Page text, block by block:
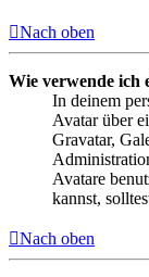
Nach oben
Wie verwende ich
In deinem
Avatar über
Gravatar,
Avatare
kannst,
Nach oben